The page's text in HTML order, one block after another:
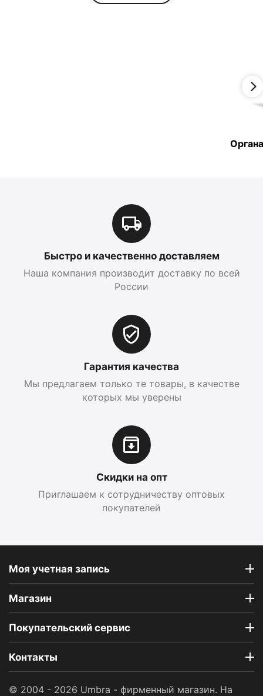
Быстро и качественно доставляем
Наша компания производит доставку по всей
России
Гарантия качества
Мы предлагаем только те товары, в качестве
которых мы уверены
Скидки на опт
Приглашаем к сотрудничеству оптовых
покупателей
Моя учетная запись
Магазин
Покупательский сервис
Контакты
© 2004 - 2026 Umbra - фирменный магазин. На